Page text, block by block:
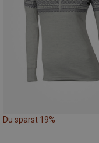
Du sparst 19%